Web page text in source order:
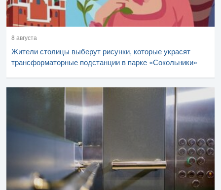
8 августа
Жители столицы выберут рисунки, которые украсят
трансформаторные подстанции в парке «Сокольники»